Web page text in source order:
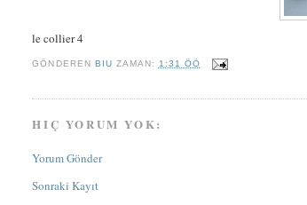
le collier 4
GÖNDEREN BIU ZAMAN: 1:31 ÖÖ
HIÇ YORUM YOK:
Yorum Gönder
Sonraki Kayıt